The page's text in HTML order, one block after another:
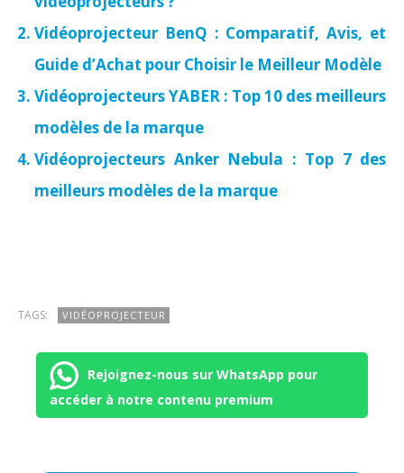
Vidéoprojecteur BenQ : Comparatif, Avis, et
Guide d’Achat pour Choisir le Meilleur Modèle
Vidéoprojecteurs YABER : Top 10 des meilleurs
modèles de la marque
Vidéoprojecteurs Anker Nebula : Top 7 des
meilleurs modèles de la marque
TAGS: VIDÉOPROJECTEUR
Rejoignez-nous sur WhatsApp pour
accéder à notre contenu premium